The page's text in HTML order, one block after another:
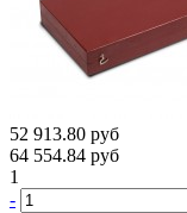
52 913.80 руб
64 554.84 руб
1
-